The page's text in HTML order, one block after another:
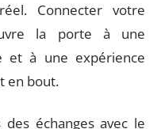
Connecter votre
la porte à une
et à une expérience
en bout.
échanges avec le